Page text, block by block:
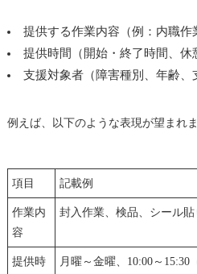
提供する作業内容（例：内職作
提供時間（開始・終了時間、休
支援対象者（障害種別、年齢、
例えば、以下のような表現が望まれま
項目 記載例
作業内
容
封入作業、検品、シール
提供時
月曜～金曜、10:00～